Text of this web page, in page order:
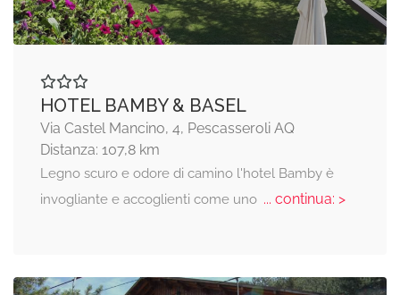
HOTEL BAMBY & BASEL
Via Castel Mancino, 4, Pescasseroli AQ
Distanza: 107,8 km
Legno scuro e odore di camino l'hotel Bamby è
invogliante e accoglienti come uno... continua: >